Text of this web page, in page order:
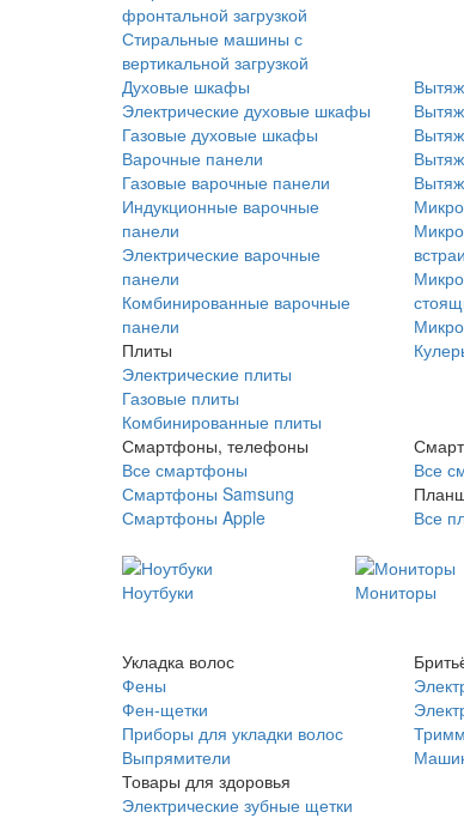
фронтальной загрузкой
Стиральные машины с
вертикальной загрузкой
Духовые шкафы
Электрические духовые шкафы
Газовые духовые шкафы
Варочные панели
Газовые варочные панели
Индукционные варочные
панели
Электрические варочные
панели
Комбинированные варочные
панели
Плиты
Электрические плиты
Газовые плиты
Комбинированные плиты
Смартфоны, телефоны
Все смартфоны
Смартфоны Samsung
Смартфоны Apple
Все
Все
Ноутбуки Мониторы
Укладка волос
Фены
Фен-щетки
Приборы для укладки волос
Выпрямители
Товары для здоровья
Электрические зубные щетки